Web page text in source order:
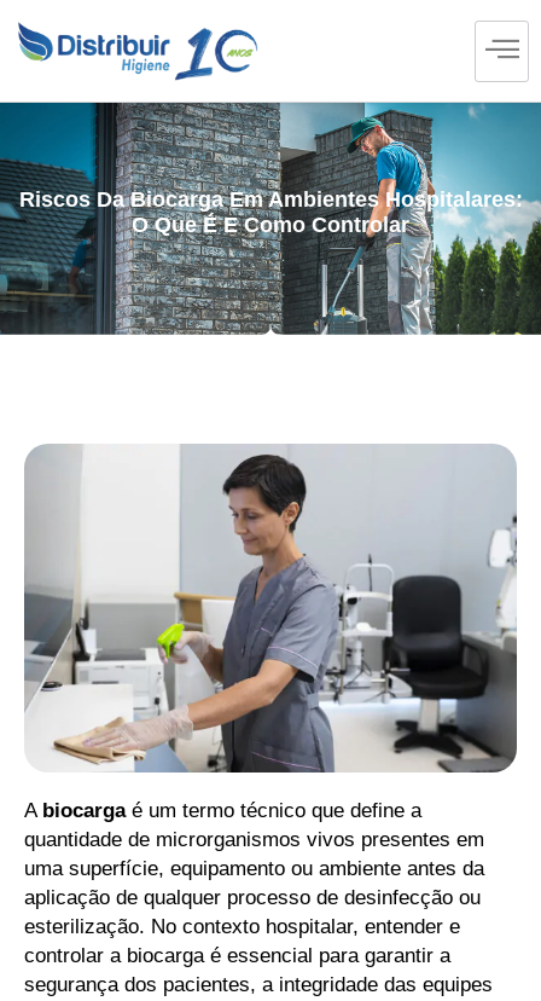
Riscos Da Biocarga Em Ambientes Hospitalares:
O Que É E Como Controlar
A biocargaé um termo técnico que define a
quantidade de microrganismos vivos presentes em
uma superfície, equipamento ou ambiente antes da
aplicação de qualquer processo de desinfecção ou
esterilização. No contexto hospitalar, entender e
controlar a biocarga é essencial para garantir a
segurança dos pacientes, a integridade das equipes